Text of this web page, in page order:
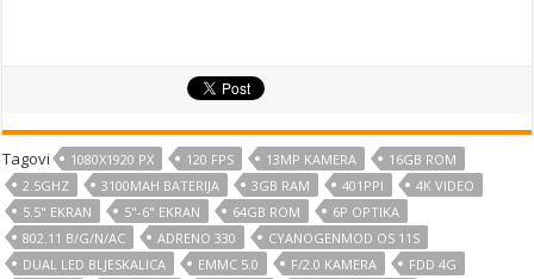
Tagovi 1080X1920 PX 120 FPS 13MP KAMERA
16GB ROM
2.5GHZ
3100MAH BATERIJA 3GB RAM 401PPI
4K VIDEO
5.5" EKRAN
5"-6" EKRAN 64GB ROM
6P OPTIKA
802.11 B/G/N/AC
ADRENO 330
CYANOGENMOD OS 11S
DUAL LED BLJESKALICA
EMMC 5.0 F/2.0 KAMERA
FDD 4G